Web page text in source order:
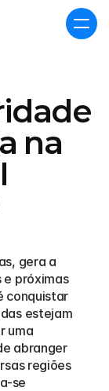
na
gera a
e próximas
conquistar
estejam
uma
abranger
regiões
se